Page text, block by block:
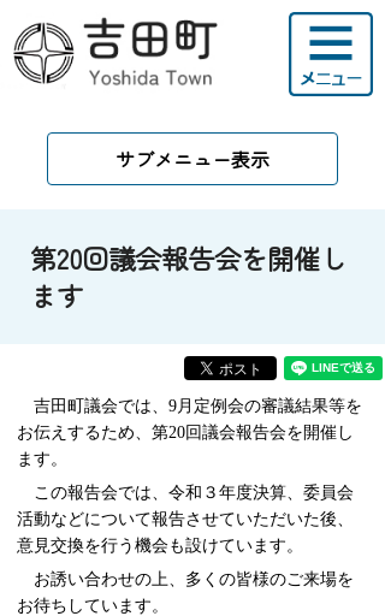
サブメニュー表示
第20回議会報告会を開催し
ます
吉田町議会では、9月定例会の審議結果等を
お伝えするため、第20回議会報告会を開催し
ます。
この報告会では、令和３年度決算、委員会
活動などについて報告させていただいた後、
意見交換を行う機会も設けています。
お誘い合わせの上、多くの皆様のご来場を
お待ちしています。